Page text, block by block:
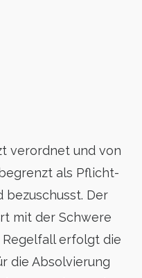
verordnet und von
als Pflicht-
Der
mit der Schwere
erfolgt die
die Absolvierung